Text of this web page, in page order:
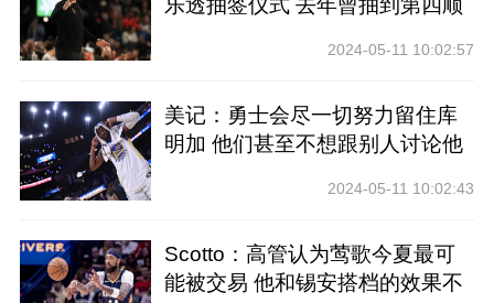
2024-05-11 10:02:57
美记：勇士会尽一切努力留住库
明加 他们甚至不想跟别人讨论他
2024-05-11 10:02:43
Scotto：高管认为莺歌今夏最可
能被交易 他和锡安搭档的效果不